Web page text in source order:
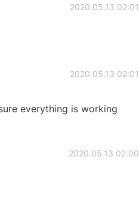
2020.05.13 02:01
2020.05.13 02:01
everything is working
2020.05.13 02:00